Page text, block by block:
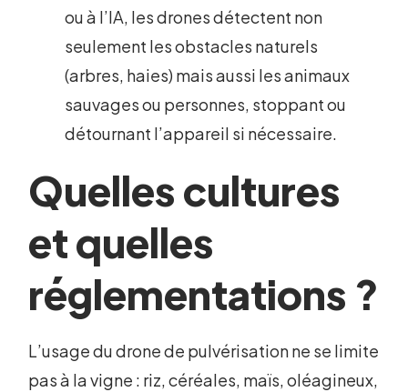
ou à l’IA, les drones détectent non
seulement les obstacles naturels
(arbres, haies) mais aussi les animaux
sauvages ou personnes, stoppant ou
détournant l’appareil si nécessaire.
Quelles cultures
et quelles
réglementations ?
L’usage du drone de pulvérisation ne se limite
pas à la vigne : riz, céréales, maïs, oléagineux,